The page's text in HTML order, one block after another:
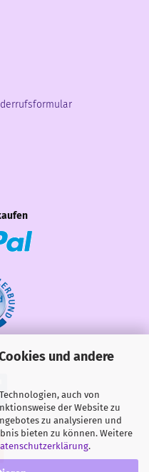
und andere
auch von
der Website zu
zu analysieren und
bieten zu können. Weitere
.